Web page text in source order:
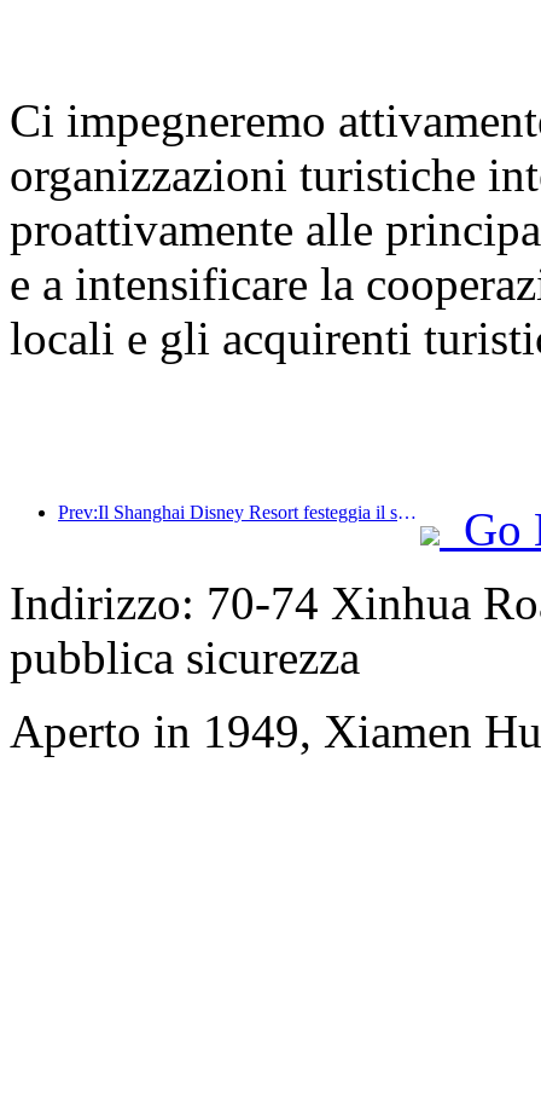
Ci impegneremo
organizzazioni turistiche
proattivamente alle
e a intensificare la
locali e gli acquirenti
Prev:Il Shanghai Disney Resort festeggia il suo decimo anniversario, avendo accolto finora oltre 100 milioni di visitatori.
Go
Indirizzo: 70-74 Xinhua
pubblica sicurezza
Aperto in 1949, Xiamen